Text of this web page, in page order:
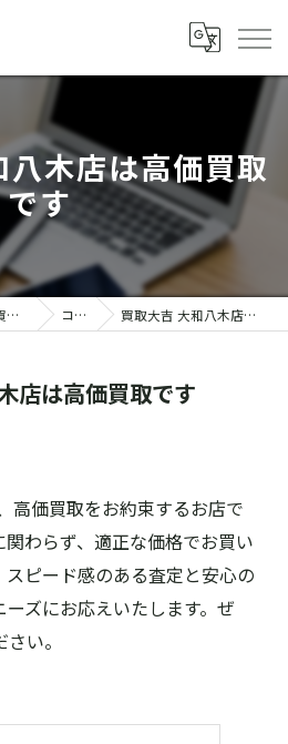
八木店は高価買取
です
奈良県橿原市の買取なら買取大吉 大和八木店 コラム 買取大吉 大和八木店は高価買取です
店は高価買取です
高価買取をお約束するお店で
わらず、適正な価格でお買い
ピード感のある査定と安心の
ズにお応えいたします。ぜ
い。